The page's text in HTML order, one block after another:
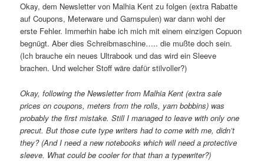
Okay, dem Newsletter von Malhia Kent zu folgen (extra Rabatte
auf Coupons, Meterware und Garnspulen) war dann wohl der
erste Fehler. Immerhin habe ich mich mit einem einzigen Copuon
begnügt. Aber dies Schreibmaschine….. die mußte doch sein.
(Ich brauche ein neues Ultrabook und das wird ein Sleeve
brachen. Und welcher Stoff wäre dafür stilvoller?)
Okay, following the Newsletter from Malhia Kent (extra sale
prices on coupons, meters from the rolls, yarn bobbins) was
probably the first mistake. Still I managed to leave with only one
precut. But those cute type writers had to come with me, didn’t
they? (And I need a new notebooks which will need a protective
sleeve. What could be cooler for that than a typewriter?)